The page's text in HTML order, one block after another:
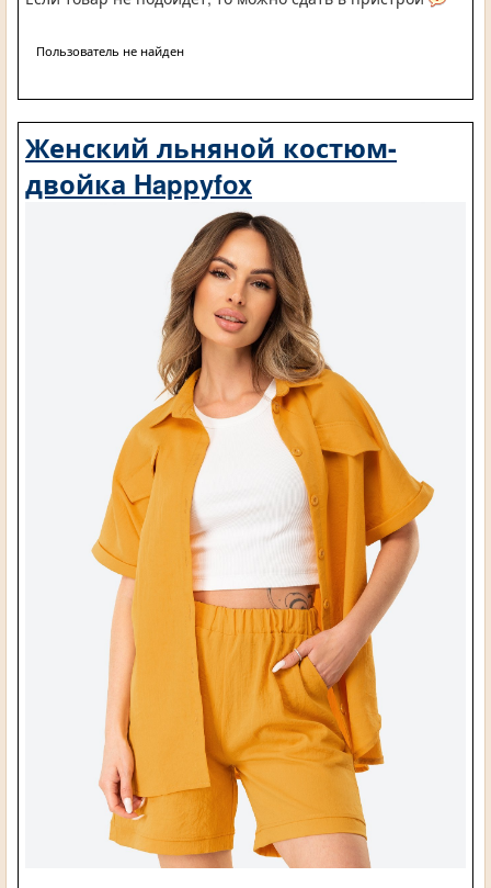
Пользователь не найден
Женский льняной костюм-
двойка Happyfox